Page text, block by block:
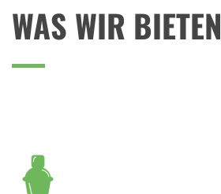
WAS WIR BIETEN